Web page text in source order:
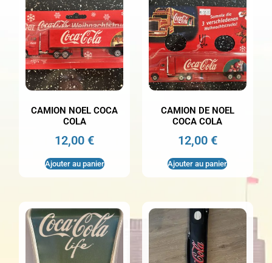
CAMION NOEL COCA
COLA
12,00€
Ajouter au panier
CAMION DE NOEL
COCA COLA
12,00 €
Ajouter au panier